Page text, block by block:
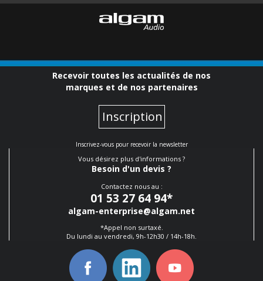
Recevoir toutes les actualités de nos
marques et de nos partenaires
Inscription
Inscrivez-vous pour recevoir la newsletter
Vous désirez plus d'informations ?
Besoin d'un devis ?
Contactez nous au :
01 53 27 64 94*
algam-enterprise@algam.net
*Appel non surtaxé.
Du lundi au vendredi, 9h-12h30 / 14h-18h.